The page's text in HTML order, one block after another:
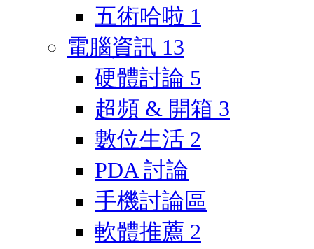
五術哈啦 1
電腦資訊 13
硬體討論 5
超頻 & 開箱 3
數位生活 2
PDA 討論
手機討論區
軟體推薦 2